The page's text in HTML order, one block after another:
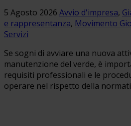
5 Agosto 2026 Avvio d'impresa,
e rappresentanza, Movimento
Servizi
Se sogni di avviare una nuova
manutenzione del verde, è
requisiti professionali e le
operare nel rispetto della